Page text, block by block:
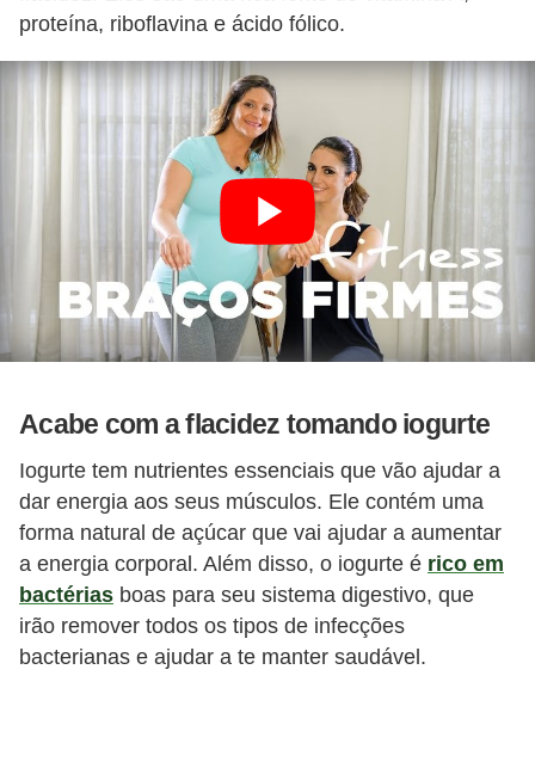
proteína, riboflavina e ácido fólico.
Acabe com a flacidez tomando iogurte
Iogurte tem nutrientes essenciais que vão ajudar a
dar energia aos seus músculos. Ele contém uma
forma natural de açúcar que vai ajudar a aumentar
a energia corporal. Além disso, o iogurte é rico em
bactérias boas para seu sistema digestivo, que
irão remover todos os tipos de infecções
bacterianas e ajudar a te manter saudável.